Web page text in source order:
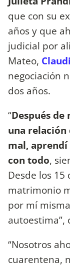
que con su
años y que
judicial por
Mateo,
negociación
dos años.
“Después
una relación
mal,
con todo,
Desde los
matrimonio
por mí
autoestima”,
“Nosotros
cuarentena,